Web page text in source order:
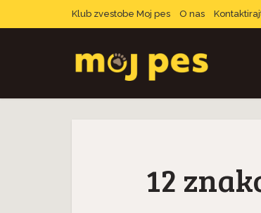
Klub zvestobe Moj pes O nas
12